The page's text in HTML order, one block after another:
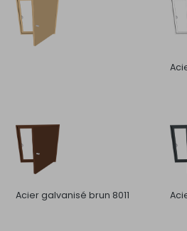
Acier galvanisé brun 8011